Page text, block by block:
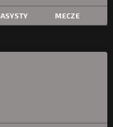
ASYSTY MECZE